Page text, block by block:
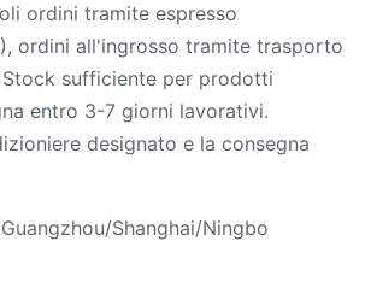
ordini tramite espresso
ordini all'ingrosso tramite trasporto
sufficiente per prodotti
entro 3-7 giorni lavorativi.
designato e la consegna
Shanghai/Ningbo